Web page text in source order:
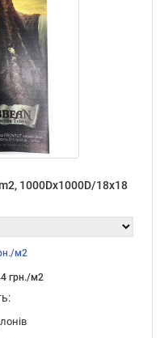
1000Dх1000D/18х18
м2
грн./м2